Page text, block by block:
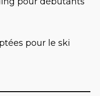
pour le ski